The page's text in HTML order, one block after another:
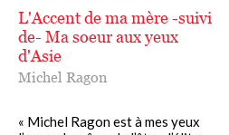
L'Accent de ma mère -suivi
de- Ma soeur aux yeux
d'Asie
Michel Ragon
« Michel Ragon est à mes yeux